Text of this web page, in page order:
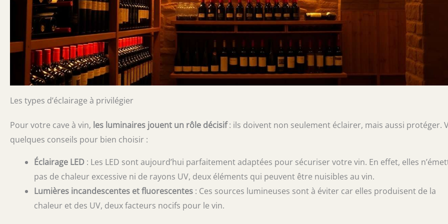
Les types d’éclairage à privilégier
Pour votre cave à vin, les luminaires jouent un rôle décisif: ils doivent non seulement éclairer, mais aussi protéger.
quelques conseils pour bien choisir :
Éclairage LED : Les LED sont aujourd’hui parfaitement adaptées pour sécuriser votre vin. En effet, elles
pas de chaleur excessive ni de rayons UV, deux éléments qui peuvent être nuisibles au vin.
Lumières incandescentes et fluorescentes : Ces sources lumineuses sont à éviter car elles produisent de la
chaleur et des UV, deux facteurs nocifs pour le vin.